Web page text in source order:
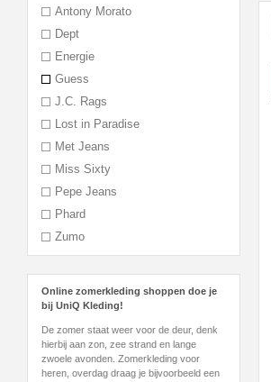
Antony Morato
Dept
Energie
Guess
J.C. Rags
Lost in Paradise
Met Jeans
Miss Sixty
Pepe Jeans
Phard
Zumo
Online zomerkleding shoppen doe je
bij UniQ Kleding!
De zomer staat weer voor de deur, denk
hierbij aan zon, zee strand en lange
zwoele avonden. Zomerkleding voor
heren, overdag draag je bijvoorbeeld een